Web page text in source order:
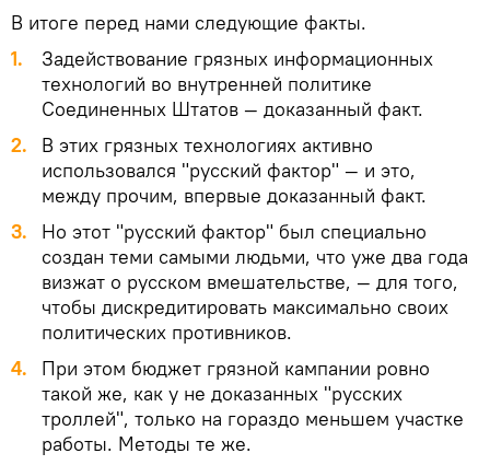
В итоге перед нами следующие факты.
Задействование грязных информационных
технологий во внутренней политике
Соединенных Штатов — доказанный факт.
В этих грязных технологиях активно
использовался "русский фактор" — и это,
между прочим, впервые доказанный факт.
Но этот "русский фактор" был специально
создан теми самыми людьми, что уже два года
визжат о русском вмешательстве, — для того,
чтобы дискредитировать максимально своих
политических противников.
При этом бюджет грязной кампании ровно
такой же, как у не доказанных "русских
троллей", только на гораздо меньшем участке
работы. Методы те же.